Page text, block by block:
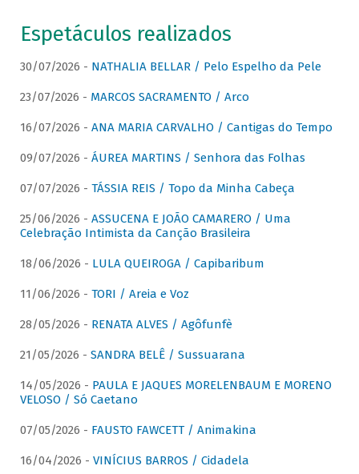
Espetáculos realizados
30/07/2026 - NATHALIA BELLAR / Pelo Espelho da Pele
23/07/2026 - MARCOS SACRAMENTO / Arco
16/07/2026 - ANA MARIA CARVALHO / Cantigas do Tempo
09/07/2026 - ÁUREA MARTINS / Senhora das Folhas
07/07/2026 - TÁSSIA REIS / Topo da Minha Cabeça
25/06/2026 - ASSUCENA E JOÃO CAMARERO / Uma
Celebração Intimista da Canção Brasileira
18/06/2026 - LULA QUEIROGA / Capibaribum
11/06/2026 - TORI / Areia e Voz
28/05/2026 - RENATA ALVES / Agôfunfè
21/05/2026 - SANDRA BELÊ / Sussuarana
14/05/2026 - PAULA E JAQUES MORELENBAUM E MORENO
VELOSO / Só Caetano
07/05/2026 - FAUSTO FAWCETT / Animakina
16/04/2026 - VINÍCIUS BARROS / Cidadela